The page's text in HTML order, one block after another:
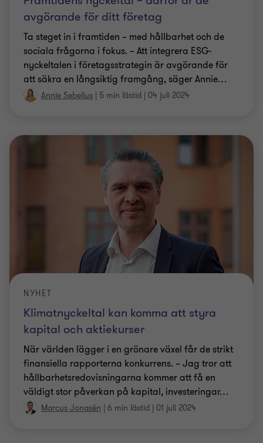
avgörande för ditt företag
Ta steget in i framtiden – med hållbarhet och de
sociala frågorna i fokus. – Att integrera ESG-
nyckeltalen i företagsstrategin är avgörande för
att säkra en långsiktig framgång, säger Annie…
Annie Sebelius | 5 min lästid | 04 juli 2024
Klimatnyckeltal kan komma att styra
kapital och aktiekurser
NYHET
När världen lägger i en grönare växel får de strikt
finansiella rapporterna konkurrens. – Jag tror att
hållbarhetsredovisningarna kommer att få en
väldigt stor påverkan på kapital, investeringar…
Marcus Jonasén | 6 min lästid | 01 juli 2024